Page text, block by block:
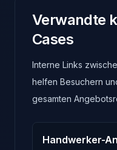
Verwandte
Cases
Interne Links
helfen Besuchern
gesamten
Handwerker-